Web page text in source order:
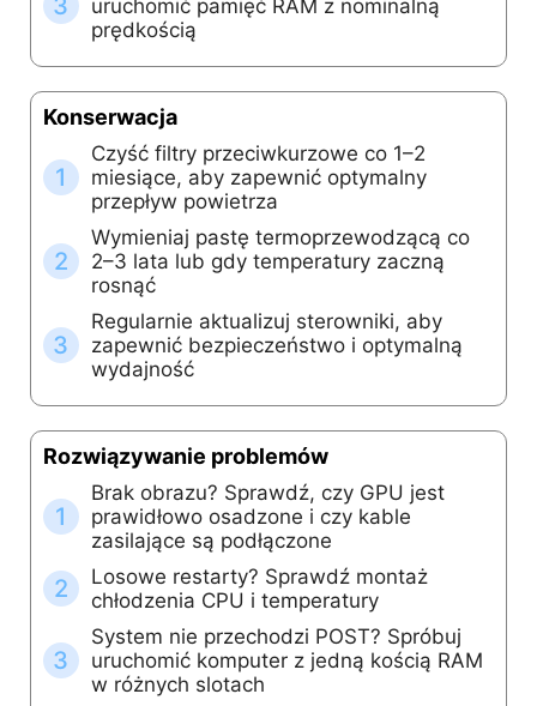
3
uruchomić pamięć RAM z nominalną
prędkością
Konserwacja
1
Czyść filtry przeciwkurzowe co 1–2
miesiące, aby zapewnić optymalny
przepływ powietrza
2
Wymieniaj pastę termoprzewodzącą co
2–3 lata lub gdy temperatury zaczną
rosnąć
3
Regularnie aktualizuj sterowniki, aby
zapewnić bezpieczeństwo i optymalną
wydajność
Rozwiązywanie problemów
1
Brak obrazu? Sprawdź, czy GPU jest
prawidłowo osadzone i czy kable
zasilające są podłączone
2
Losowe restarty? Sprawdź montaż
chłodzenia CPU i temperatury
3
System nie przechodzi POST? Spróbuj
uruchomić komputer z jedną kością RAM
w różnych slotach